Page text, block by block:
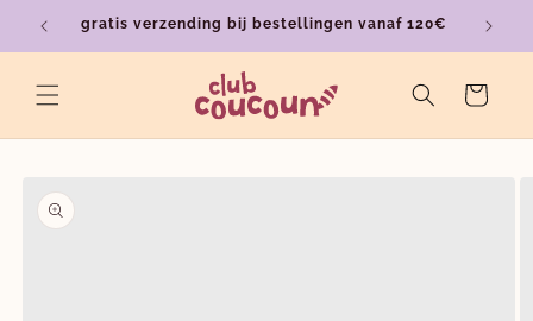
naar de
content
gratis verzending bij bestellingen vanaf 120€
Winkelwagen
direct naar